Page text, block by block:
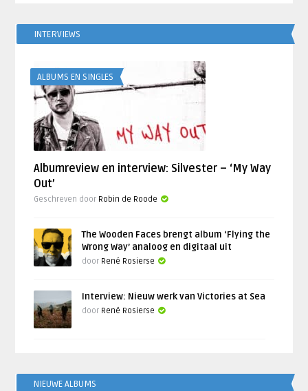
INTERVIEWS
ALBUMS EN SINGLES
Albumreview en interview: Silvester – ‘My Way
Out’
Geschreven door Robin de Roode
The Wooden Faces brengt album ‘Flying the
Wrong Way’ analoog en digitaal uit
door René Rosierse
Interview: Nieuw werk van Victories at Sea
door René Rosierse
NIEUWE ALBUMS